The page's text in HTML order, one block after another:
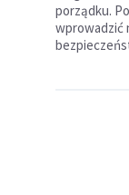
porządku.
wprowadzić